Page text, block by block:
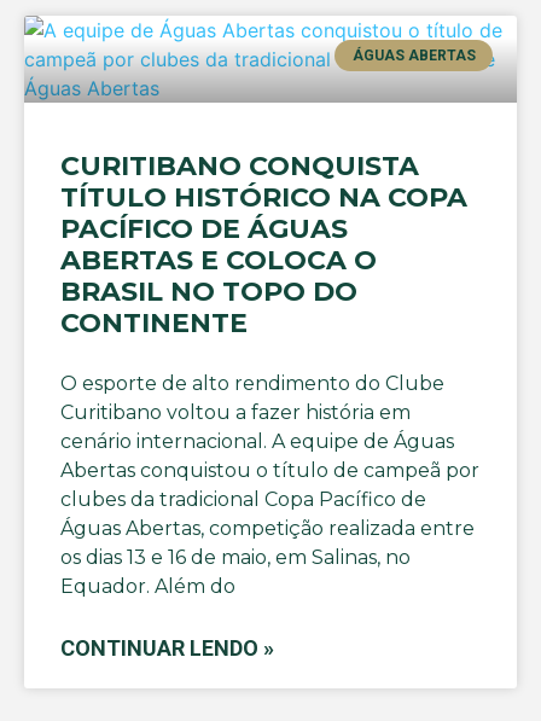
ÁGUAS ABERTAS
CURITIBANO CONQUISTA
TÍTULO HISTÓRICO NA COPA
PACÍFICO DE ÁGUAS
ABERTAS E COLOCA O
BRASIL NO TOPO DO
CONTINENTE
O esporte de alto rendimento do Clube
Curitibano voltou a fazer história em
cenário internacional. A equipe de Águas
Abertas conquistou o título de campeã por
clubes da tradicional Copa Pacífico de
Águas Abertas, competição realizada entre
os dias 13 e 16 de maio, em Salinas, no
Equador. Além do
CONTINUAR LENDO »